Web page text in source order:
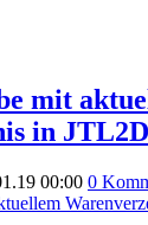
mit
in
00:00 0